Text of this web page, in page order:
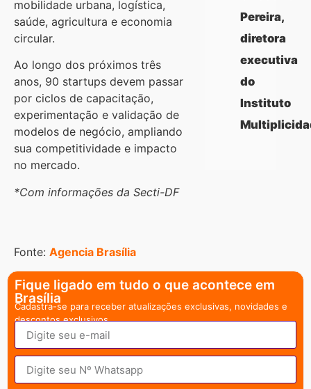
Pereira,
diretora
executiva
do
Instituto
mobilidade urbana, logística,
saúde, agricultura e economia
circular.
Ao longo dos próximos três
anos, 90 startups devem passar
por ciclos de capacitação,
experimentação e validação de
modelos de negócio, ampliando
sua competitividade e impacto
no mercado.
*Com informações da Secti-DF
Fonte: Agencia Brasília
Fique ligado em tudo o que acontece em
Brasília
Cadastra-se para receber atualizações exclusivas, novidades e
descontos exclusivos.